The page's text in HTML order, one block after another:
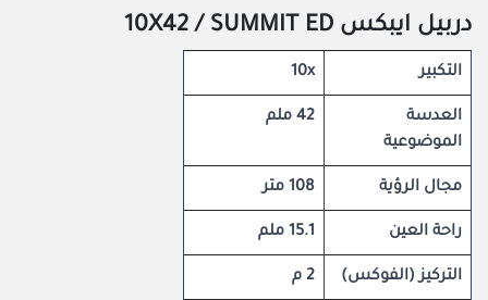
دربيل ايبكس 10X42 / SUMMIT ED
التكبير 10x
العدسة
الموضوعية
42 ملم
مجال الرؤية 108 متر
راحة العين 15.1 ملم
التركيز (الفوكس) 2 م